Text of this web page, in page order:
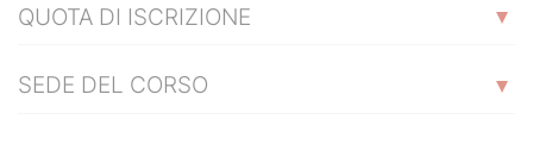
QUOTA DI ISCRIZIONE
SEDE DEL CORSO